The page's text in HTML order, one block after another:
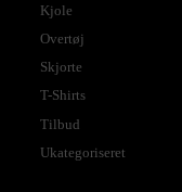
Kjole
Overtøj
Skjorte
T-Shirts
Tilbud
Ukategoriseret